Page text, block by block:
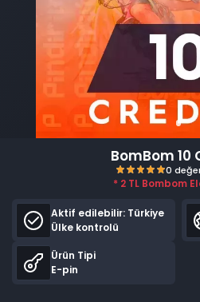
BomBom 10
* 2 TL Bombom
Aktif edilebilir:Türkiye
Ülke kontrolü
Ürün Tipi
E-pin